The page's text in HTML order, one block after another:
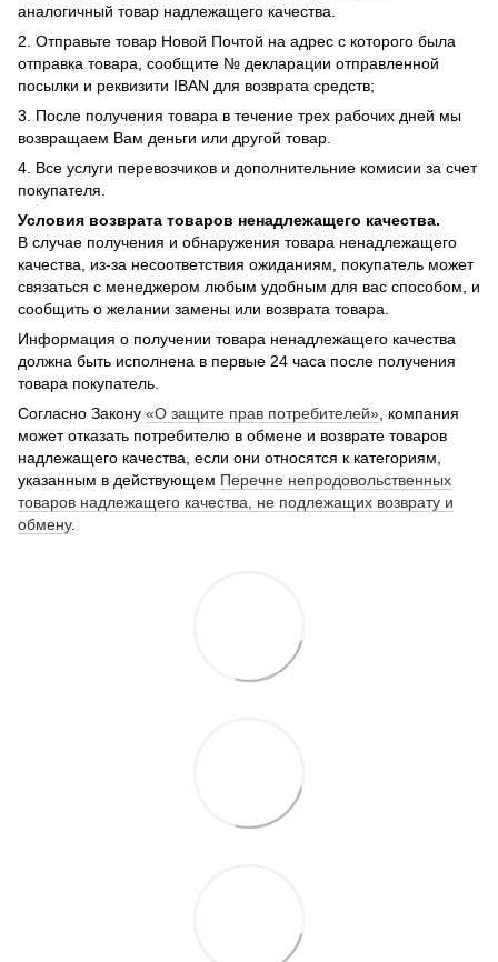
аналогичный товар надлежащего качества.
2. Отправьте товар Новой Почтой на адрес с которого была
отправка товара, сообщите № декларации отправленной
посылки и реквизити IBAN для возврата средств;
3. После получения товара в течение трех рабочих дней мы
возвращаем Вам деньги или другой товар.
4. Все услуги перевозчиков и дополнительние комисии за счет
покупателя.
Условия возврата товаров ненадлежащего качества.
В случае получения и обнаружения товара ненадлежащего
качества, из-за несоответствия ожиданиям, покупатель может
связаться с менеджером любым удобным для вас способом, и
сообщить о желании замены или возврата товара.
Информация о получении товара ненадлежащего качества
должна быть исполнена в первые 24 часа после получения
товара покупатель.
Согласно Закону «О защите прав потребителей» , компания
может отказать потребителю в обмене и возврате товаров
надлежащего качества, если они относятся к категориям,
указанным в действующем Перечне непродовольственных
товаров надлежащего качества, не подлежащих возврату и
обмену.